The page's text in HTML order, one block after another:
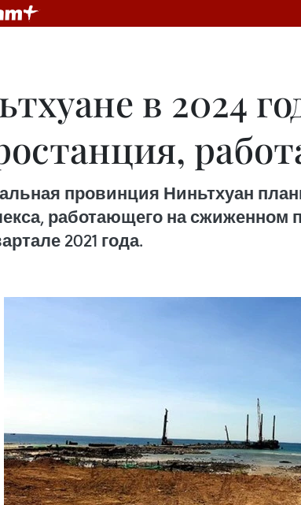
в 2024
провинция Ниньтхуан
работающего на
2021 года.